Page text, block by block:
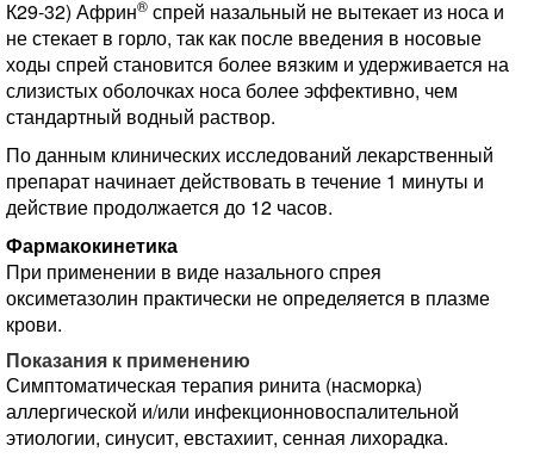
К29-32) Африн® спрей назальный не вытекает из носа и
не стекает в горло, так как после введения в носовые
ходы спрей становится более вязким и удерживается на
слизистых оболочках носа более эффективно, чем
стандартный водный раствор.
По данным клинических исследований лекарственный
препарат начинает действовать в течение 1 минуты и
действие продолжается до 12 часов.
Фармакокинетика
При применении в виде назального спрея
оксиметазолин практически не определяется в плазме
крови.
Показания к применению
Симптоматическая терапия ринита (насморка)
аллергической и/или инфекционновоспалительной
этиологии, синусит, евстахиит, сенная лихорадка.